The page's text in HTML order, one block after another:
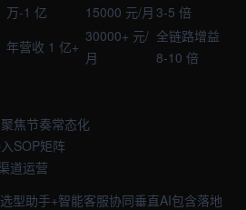
万-1 亿
15000 元/月 3-5 倍
年营收 1 亿+
30000+ 元/
月
全链路增益
8-10 倍
焦节奏常态化
SOP矩阵
道运营
型助手+智能客服协同垂直AI包含落地